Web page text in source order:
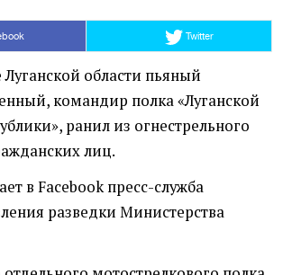
Twitter
области пьяный
командир полка«Луганской
ранил из огнестрельного
лиц.
в Facebook пресс-служба
разведки Министерства